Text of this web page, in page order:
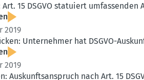
Art. 15 DSGVO statuiert umfas­senden
2019
Unter­nehmer hat DSGVO-
2019
Auskunfts­an­spruch nach Art. 15